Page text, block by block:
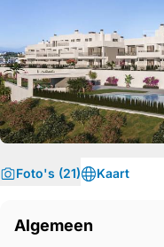
Foto's (21) Kaart
Algemeen